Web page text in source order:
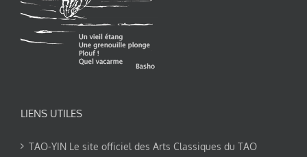
LIENS UTILES
TAO-YIN Le site officiel des Arts Classiques du TAO